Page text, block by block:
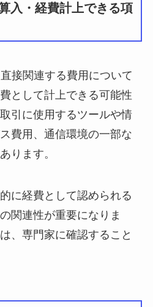
入・経費計上できる項
接関連する費用について
として計上できる可能性
引に使用するツールや情
費用、通信環境の一部な
ります。
に経費として認められる
関連性が重要になりま
、専門家に確認すること